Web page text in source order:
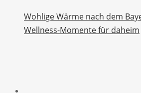
Wohlige Wärme nach dem
Wellness-Momente für daheim